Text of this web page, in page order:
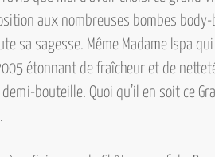
aux nombreuses bombes
sa sagesse. Même Madame Ispa
étonnant de fraîcheur et de
bouteille. Quoi qu’il en soit ce